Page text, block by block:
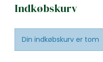
Indkøbskurv
Din indkøbskurv er tom